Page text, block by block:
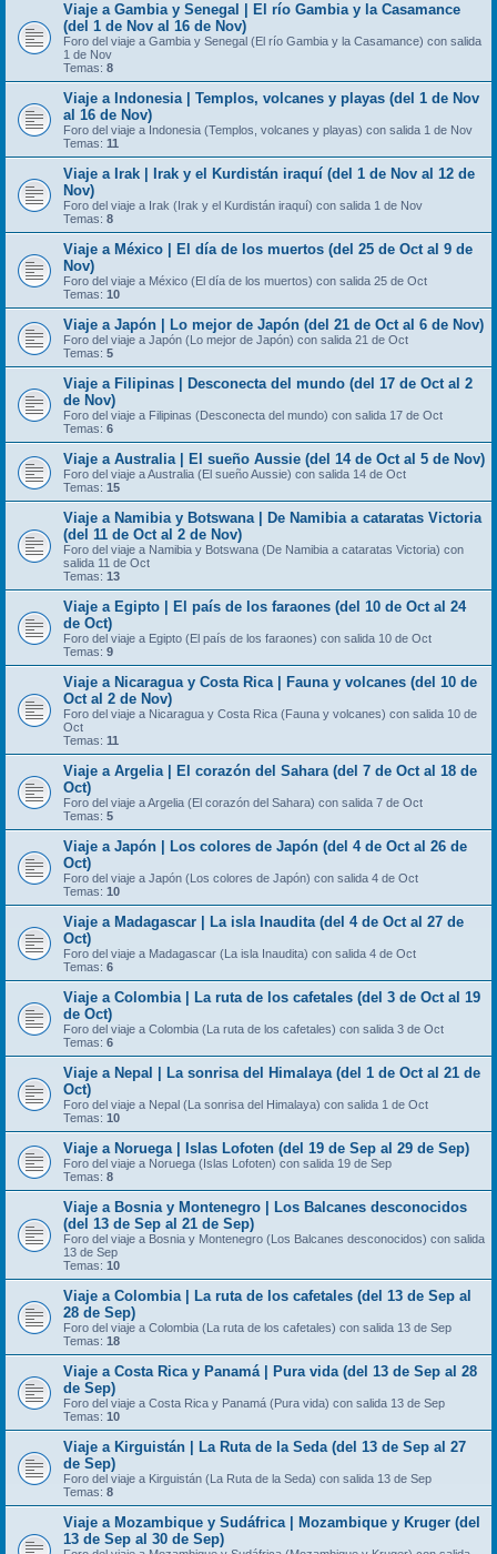
Viaje a Gambia y Senegal | El río Gambia y la Casamance
(del 1 de Nov al 16 de Nov)
Foro del viaje a Gambia y Senegal (El río Gambia y la Casamance) con salida
1 de Nov
Temas: 8
Viaje a Indonesia | Templos, volcanes y playas (del 1 de Nov
al 16 de Nov)
Foro del viaje a Indonesia (Templos, volcanes y playas) con salida 1 de Nov
Temas: 11
Viaje a Irak | Irak y el Kurdistán iraquí (del 1 de Nov al 12 de
Nov)
Foro del viaje a Irak (Irak y el Kurdistán iraquí) con salida 1 de Nov
Temas: 8
Viaje a México | El día de los muertos (del 25 de Oct al 9 de
Nov)
Foro del viaje a México (El día de los muertos) con salida 25 de Oct
Temas: 10
Viaje a Japón | Lo mejor de Japón (del 21 de Oct al 6 de Nov)
Foro del viaje a Japón (Lo mejor de Japón) con salida 21 de Oct
Temas: 5
Viaje a Filipinas | Desconecta del mundo (del 17 de Oct al 2
de Nov)
Foro del viaje a Filipinas (Desconecta del mundo) con salida 17 de Oct
Temas: 6
Viaje a Australia | El sueño Aussie (del 14 de Oct al 5 de Nov)
Foro del viaje a Australia (El sueño Aussie) con salida 14 de Oct
Temas: 15
Viaje a Namibia y Botswana | De Namibia a cataratas Victoria
(del 11 de Oct al 2 de Nov)
Foro del viaje a Namibia y Botswana (De Namibia a cataratas Victoria) con
salida 11 de Oct
Temas: 13
Viaje a Egipto | El país de los faraones (del 10 de Oct al 24
de Oct)
Foro del viaje a Egipto (El país de los faraones) con salida 10 de Oct
Temas: 9
Viaje a Nicaragua y Costa Rica | Fauna y volcanes (del 10 de
Oct al 2 de Nov)
Foro del viaje a Nicaragua y Costa Rica (Fauna y volcanes) con salida 10 de
Oct
Temas: 11
Viaje a Argelia | El corazón del Sahara (del 7 de Oct al 18 de
Oct)
Foro del viaje a Argelia (El corazón del Sahara) con salida 7 de Oct
Temas: 5
Viaje a Japón | Los colores de Japón (del 4 de Oct al 26 de
Oct)
Foro del viaje a Japón (Los colores de Japón) con salida 4 de Oct
Temas: 10
Viaje a Madagascar | La isla Inaudita (del 4 de Oct al 27 de
Oct)
Foro del viaje a Madagascar (La isla Inaudita) con salida 4 de Oct
Temas: 6
Viaje a Colombia | La ruta de los cafetales (del 3 de Oct al 19
de Oct)
Foro del viaje a Colombia (La ruta de los cafetales) con salida 3 de Oct
Temas: 6
Viaje a Nepal | La sonrisa del Himalaya (del 1 de Oct al 21 de
Oct)
Foro del viaje a Nepal (La sonrisa del Himalaya) con salida 1 de Oct
Temas: 10
Viaje a Noruega | Islas Lofoten (del 19 de Sep al 29 de Sep)
Foro del viaje a Noruega (Islas Lofoten) con salida 19 de Sep
Temas: 8
Viaje a Bosnia y Montenegro | Los Balcanes desconocidos
(del 13 de Sep al 21 de Sep)
Foro del viaje a Bosnia y Montenegro (Los Balcanes desconocidos) con salida
13 de Sep
Temas: 10
Viaje a Colombia | La ruta de los cafetales (del 13 de Sep al
28 de Sep)
Foro del viaje a Colombia (La ruta de los cafetales) con salida 13 de Sep
Temas: 18
Viaje a Costa Rica y Panamá | Pura vida (del 13 de Sep al 28
de Sep)
Foro del viaje a Costa Rica y Panamá (Pura vida) con salida 13 de Sep
Temas: 10
Viaje a Kirguistán | La Ruta de la Seda (del 13 de Sep al 27
de Sep)
Foro del viaje a Kirguistán (La Ruta de la Seda) con salida 13 de Sep
Temas: 8
Viaje a Mozambique y Sudáfrica | Mozambique y Kruger (del
13 de Sep al 30 de Sep)